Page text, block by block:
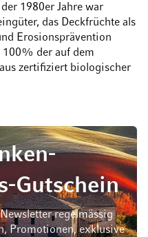
1980er Jahre war
das Deckfrüchte als
Erosionsprävention
der auf dem
zertifiziert biologischer
Gutschein
regelmässig
Promotionen, exklusive